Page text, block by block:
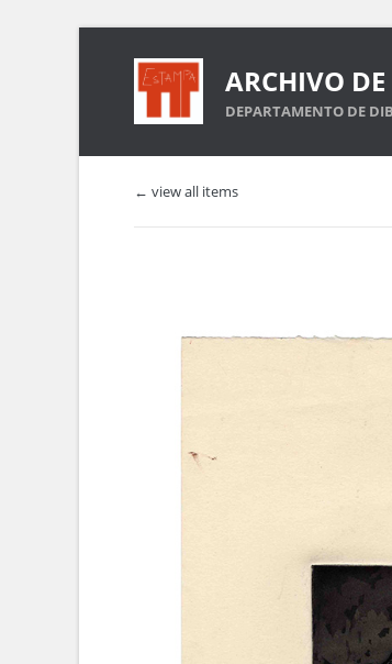
ARCHIVO
DEPARTAMENTO DE
← view all items